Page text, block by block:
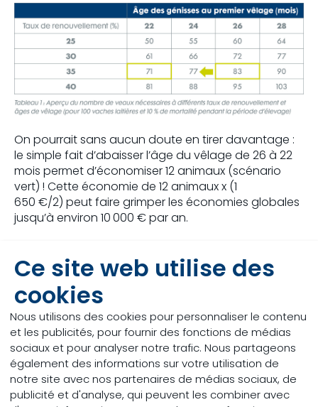
Ce site web utilise des
cookies
Nous utilisons des cookies pour personnaliser le contenu
et les publicités, pour fournir des fonctions de médias
sociaux et pour analyser notre trafic. Nous partageons
également des informations sur votre utilisation de
notre site avec nos partenaires de médias sociaux, de
publicité et d'analyse, qui peuvent les combiner avec
On pourrait sans aucun doute en tirer davantage :
le simple fait d’abaisser l’âge du vêlage de 26 à 22
mois permet d’économiser 12 animaux (scénario
vert) ! Cette économie de 12 animaux x (1
650 €/2) peut faire grimper les économies globales
jusqu’à environ 10 000 € par an.
supplémentaires pour chaque génisse venant de
vêler. Malgré un élevage Lifestart plus intensif, qui
entraîne une légère augmentation des coûts
d’alimentation, ce gain de 4 mois permet
d’économiser 80 € par génisse venant de vêler.
Pour une exploitation laitière comptant 100 vaches
laitières, cela représente 3 000 € supplémentaires
par an. L’élevage du jeune bétail coûte donc en
moyenne 5,1 centimes/kg de lait, en supposant une
production constante sur toute la durée de vie de